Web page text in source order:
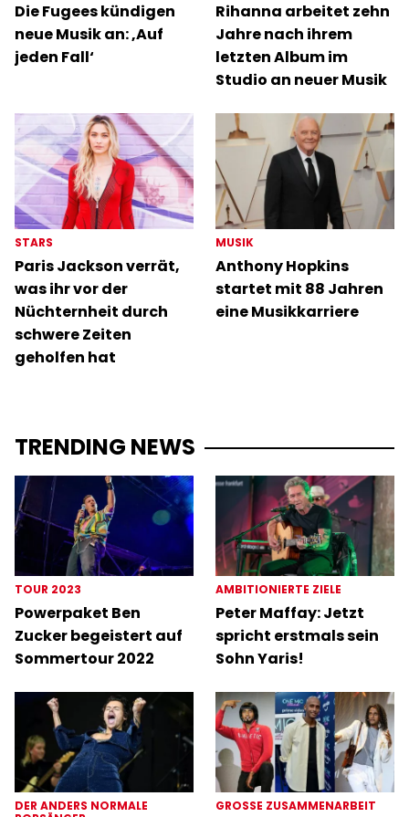
Die Fugees kündigen
neue Musik an: ‚Auf
jeden Fall‘
Rihanna arbeitet zehn
Jahre nach ihrem
letzten Album im
Studio an neuer Musik
STARS
Paris Jackson verrät,
was ihr vor der
Nüchternheit durch
schwere Zeiten
geholfen hat
MUSIK
Anthony Hopkins
startet mit 88 Jahren
eine Musikkarriere
TRENDING NEWS
TOUR 2023
Powerpaket Ben
Zucker begeistert auf
Sommertour 2022
AMBITIONIERTE ZIELE
Peter Maffay: Jetzt
spricht erstmals sein
Sohn Yaris!
DER ANDERS NORMALE
GROSSE ZUSAMMENARBEIT